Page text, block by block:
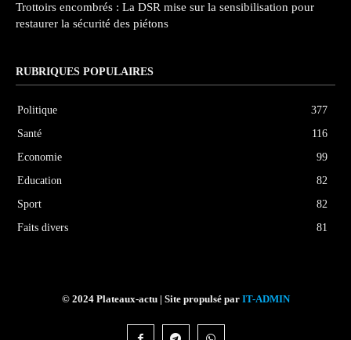
Trottoirs encombrés : La DSR mise sur la sensibilisation pour
restaurer la sécurité des piétons
RUBRIQUES POPULAIRES
Politique
377
Santé
116
Economie
99
Education
82
Sport
82
Faits divers
81
© 2024 Plateaux-actu | Site propulsé par IT-ADMIN